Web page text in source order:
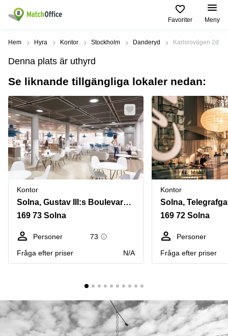
Favoriter Meny
Hyra / hyra ut
Kategorier
Kontorshotell
Coworking
space
Lagerlokaler
Industrilokaler
Verkstad
Mötesrum
Virtuellt
Populära
Städer
Stockholm
Göteborg
Malmö
Uppsala
Norrköping
Skåne
Älvsjö
Sollentuna
Vasastan
Populära
sökningar
Kontorshotell
Stockholm
Hyra lokal
Stockholm
Kontorshotell
Göteborg
Coworking
Stockholm
Kontorshotell
Malmö
Coworking
Östermalm
Kontor
Malmö
Lediga
lokaler
Hisingen
Hjälp
Bli hyresvärd
Pris
Logga in
Hem Hyra Kontor Stockholm Danderyd Karlsrovägen 2d
Denna plats är uthyrd
Se liknande tillgängliga lokaler nedan:
Kontor
Solna, Gustav III:s Boulevard 26
169 73 Solna
Personer
73
Fråga efter priser
N/A
Kontor
Solna,
169 72 Solna
Personer
Fråga efter priser